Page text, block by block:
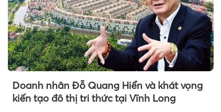
Doanh nhân Đỗ Quang Hiển và khát vọng
kiến tạo đô thị tri thức tại Vĩnh Long